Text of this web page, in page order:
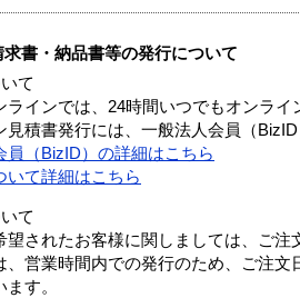
求書・納品書等の発行について
て
ラインでは、24時間いつでもオンライ
積書発行には、一般法人会員（BizID
員（BizID）の詳細はこちら
いて詳細はこちら
て
望されたお客様に関しましては、ご注
、営業時間内での発行のため、ご注
す。